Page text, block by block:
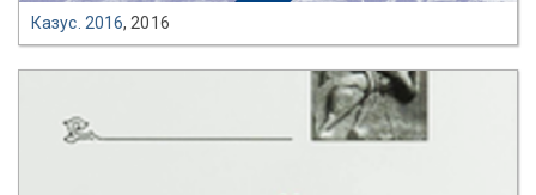
Казус. 2016, 2016